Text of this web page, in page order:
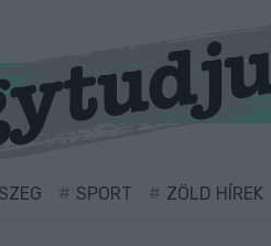
SPORT ZÖLD HÍREK